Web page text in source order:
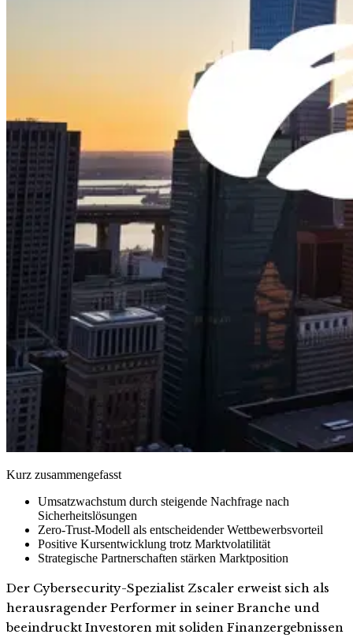
Kurz zusammengefasst
Umsatzwachstum durch steigende Nachfrage nach
Sicherheitslösungen
Zero-Trust-Modell als entscheidender Wettbewerbsvorteil
Positive Kursentwicklung trotz Marktvolatilität
Strategische Partnerschaften stärken Marktposition
Der Cybersecurity-Spezialist Zscaler erweist sich als
herausragender Performer in seiner Branche und
beeindruckt Investoren mit soliden Finanzergebnissen